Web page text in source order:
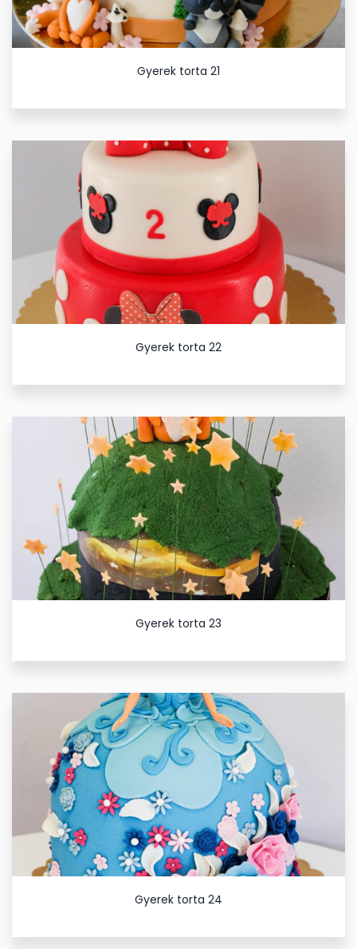
Gyerek torta 21
Gyerek torta 22
Gyerek torta 23
Gyerek torta 24